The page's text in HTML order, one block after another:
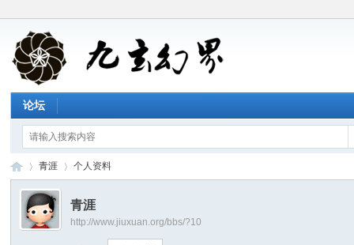
论坛
›
青涯
›
个人资料
青涯
http://www.jiuxuan.org/bbs/?10